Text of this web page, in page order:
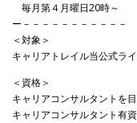
毎月第４月曜日20時～
ー－－－－－－－－－－－
＜対象＞
キャリアトレイル当公式ラ
＜資格＞
キャリアコンサルタントを
キャリアコンサルタント有